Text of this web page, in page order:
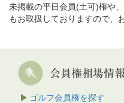
未掲載の平日会員(土可)権や
もお取扱しておりますので、
ゴルフ会員権を探す